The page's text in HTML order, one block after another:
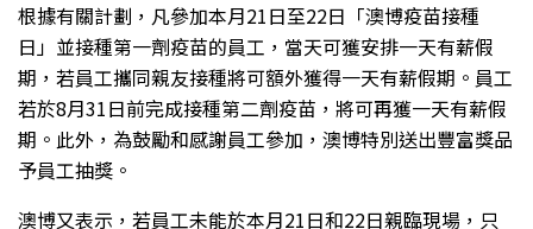
根據有關計劃，凡參加本月21日至22日「澳博疫苗接種
日」並接種第一劑疫苗的員工，當天可獲安排一天有薪假
期，若員工攜同親友接種將可額外獲得一天有薪假期。員工
若於8月31日前完成接種第二劑疫苗，將可再獲一天有薪假
期。此外，為鼓勵和感謝員工參加，澳博特別送出豐富獎品
予員工抽獎。
澳博又表示，若員工未能於本月21日和22日親臨現場，只